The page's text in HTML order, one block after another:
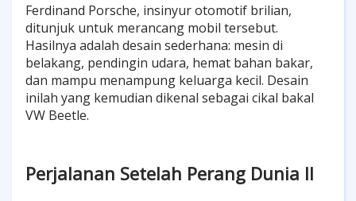
Ferdinand Porsche, insinyur otomotif brilian,
ditunjuk untuk merancang mobil tersebut.
Hasilnya adalah desain sederhana: mesin di
belakang, pendingin udara, hemat bahan bakar,
dan mampu menampung keluarga kecil. Desain
inilah yang kemudian dikenal sebagai cikal bakal
VW Beetle.
Perjalanan Setelah Perang Dunia II